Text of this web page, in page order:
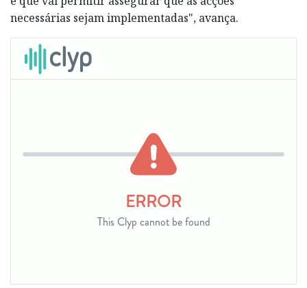
necessárias sejam implementadas", avança.